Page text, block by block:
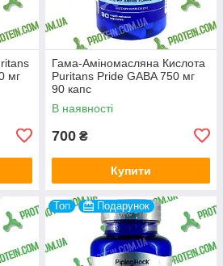
мг
Гама-Аміномасляна Кислота
Puritans Pride GABA 750 мг
90 капс
В наявності
700 ₴
Купити
Топ Подарунок